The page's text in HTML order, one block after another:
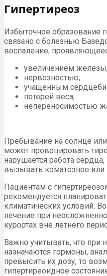
Гипертиреоз
Избыточное образование
связано с болезнью
воспаление,
увеличением железы,
нервозностью,
учащенным
потерей веса,
непереносимостью
Пребывание на солнце
может провоцировать
нарушается работа
вызывать коматозное или
Пациентам с
рекомендуется
климатических условий.
лечение при
курортах вне летнего
Важно учитывать, что
назначаются гормоны,
превысить их дозу, то
гипертиреоидное